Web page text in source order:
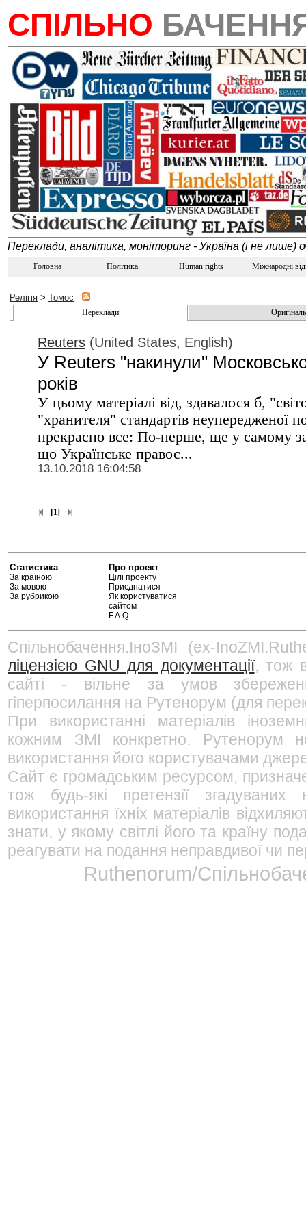
СПІЛЬНО
Переклади, аналітика, моніторинг - Україна (і не лише)
Головна Політика Human rights Міжнародні
Релігія > Томос
Переклади
Reuters (United States, English)
У Reuters "накинули"
років
У цьому матеріалі від, здавалося б,
"хранителя" стандартів неупередженої
прекрасно все: По-перше, ще у самому
що Українське правос...
13.10.2018 16:04:58
[1]
Статистика
За країною
За мовою
За рубрикою
Про проект
Цілі проекту
Приєднатися
Як користуватися
сайтом
F.A.Q.
Спільнобачення.ІноЗМІ (ex-
ліцензією GNU для документації, тож
сайті - вільне за умов
гіперпосилання на Рутенорум (для
При використанні матеріалів
кожним ЗМІ конкретно. Рутенорум
використання його користувачами
Сайт є громадським ресурсом,
тож будь-які претензії
використання їхніх матеріалів
знати, у якому світлі його та країну
реагувати на подання неправдивої чи
Ruthenorum/